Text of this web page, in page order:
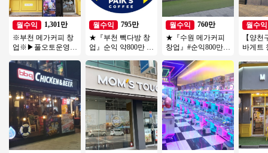
월수익
1,301만
※부천 메가커피 창
업※▶풀오토운영◀
장/초보창업/여성창
업/
월수익
795만
★『부천 빽다방 창
업』순익 약800만 시
매장 초보창업추천
월수익
760만
★『수원 메가커피
창업』#순익800만#
델링완#소자본창업#
여성창업★
월수익
【양천
바게트
유동인
업 가능